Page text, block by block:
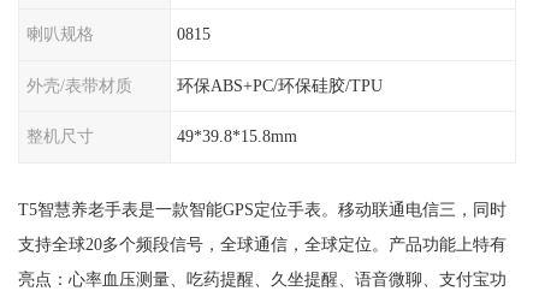
喇叭规格 0815
外壳/表带材质 环保ABS+PC/环保硅胶/TPU
整机尺寸 49*39.8*15.8mm
T5智慧养老手表是一款智能GPS定位手表。移动联通电信三，同时
支持全球20多个频段信号，全球通信，全球定位。产品功能上特有
亮点：心率血压测量、吃药提醒、久坐提醒、语音微聊、支付宝功